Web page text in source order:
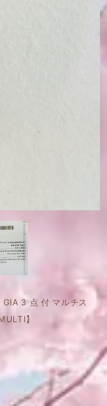
3 点 付 マルチス
】